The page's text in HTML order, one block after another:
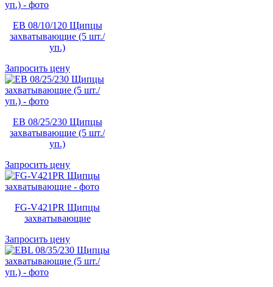
EB 08/10/120 Щипцы
захватывающие (5 шт./
уп.)
Запросить цену
EB 08/25/230 Щипцы
захватывающие (5 шт./
уп.)
Запросить цену
FG-V421PR Щипцы
захватывающие
Запросить цену